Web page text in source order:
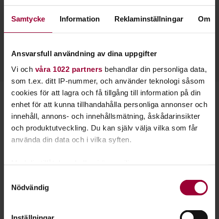
Samtycke Information Reklaminställningar Om
Ansvarsfull användning av dina uppgifter
Vi och våra 1022 partners behandlar din personliga data,
som t.ex. ditt IP-nummer, och använder teknologi såsom
cookies för att lagra och få tillgång till information på din
enhet för att kunna tillhandahålla personliga annonser och
innehåll, annons- och innehållsmätning, åskådarinsikter
och produktutveckling. Du kan själv välja vilka som får
använda din data och i vilka syften.
som kan ha en noggrannhet på upp till flera meter
Nödvändig
Jörgen Nohrin
Folkbildningsutvecklare Natur & Kultur
0250-436 10
Starta en studiecirkel!
Lär dig tillsammans med andra genom att starta en
studiecirkel hos Studiefrämjandet.
Läs mer om att starta studiecirkel